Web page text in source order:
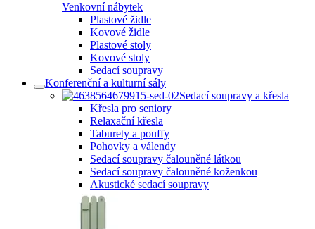
Venkovní nábytek
Plastové židle
Kovové židle
Plastové stoly
Kovové stoly
Sedací soupravy
Konferenční a kulturní sály
Sedací soupravy a křesla
Křesla pro seniory
Relaxační křesla
Taburety a pouffy
Pohovky a válendy
Sedací soupravy čalouněné látkou
Sedací soupravy čalouněné koženkou
Akustické sedací soupravy